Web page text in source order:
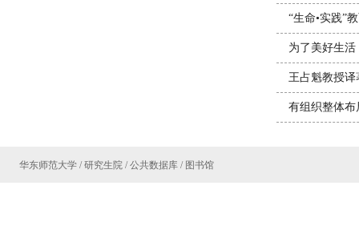
“生命•实践”
为了美好生
王占魁教授
有组织整体
华东师范大学 /研究生院 /公共数据库 / 图书馆